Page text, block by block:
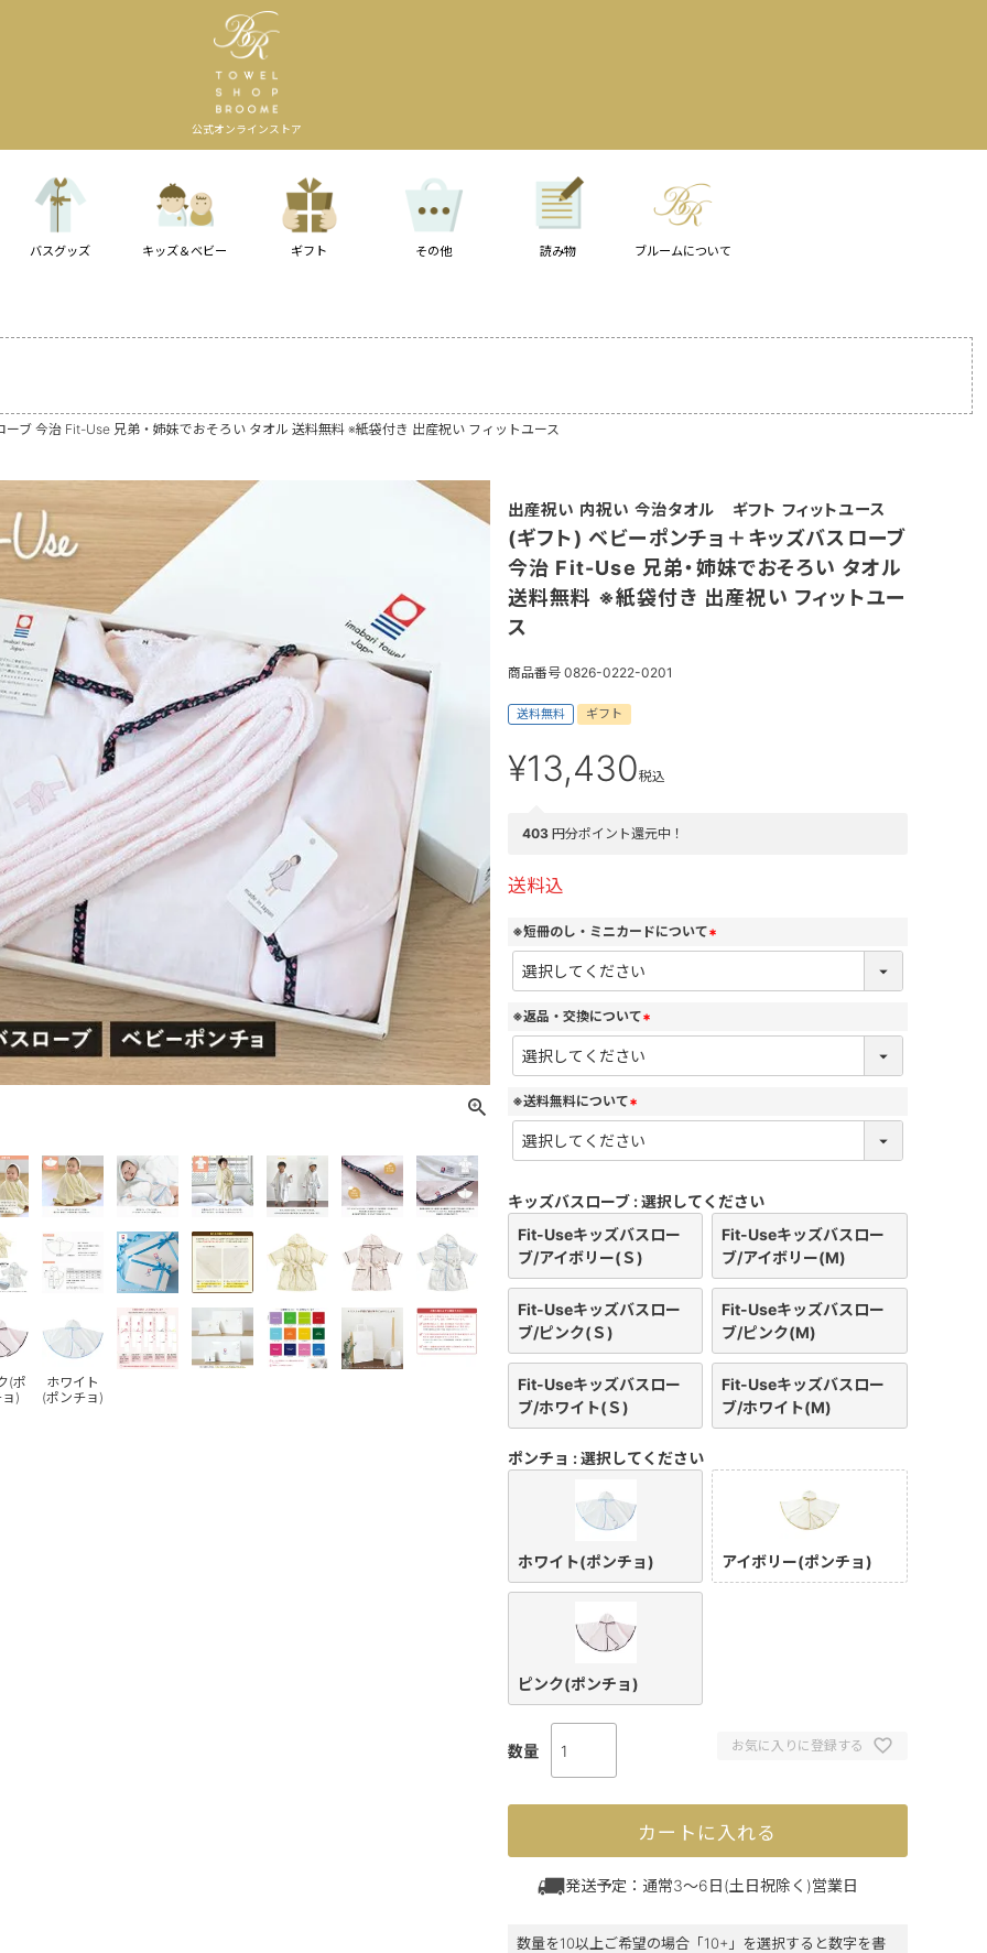
公式オンラインストア
バスグッズ キッズ＆ベビー ギフト その他 読み物 ブルームについて
ブ 今治 Fit-Use 兄弟・姉妹でおそろい タオル 送料無料 ※紙袋付き 出産祝い フィットユース
(ポ
)
ホワイト
(ポンチョ)
出産祝い 内祝い 今治タオル ギフト フィットユース
(ギフト) ベビーポンチョ＋キッズバスローブ
今治 Fit-Use 兄弟・姉妹でおそろい タオル
送料無料 ※紙袋付き 出産祝い フィットユー
ス
商品番号 0826-0222-0201
送料無料 ギフト
¥13,430税込
403 円分ポイント還元中！
送料込
※短冊のし・ミニカードについて
(
須
※返品・交換について
(
必
須
※送料無料について
(
必
須
キッズバスローブ
選択してください
Fit-Useキッズバスロー
ブ/アイボリー(Ｓ)
Fit-Useキッズバスロー
ブ/アイボリー(M)
Fit-Useキッズバスロー
ブ/ピンク(Ｓ)
Fit-Useキッズバスロー
ブ/ピンク(M)
Fit-Useキッズバスロー
ブ/ホワイト(Ｓ)
Fit-Useキッズバスロー
ブ/ホワイト(M)
ポンチョ 選択してください
ホワイト(ポンチョ) アイボリー(ポンチョ)
ピンク(ポンチョ)
お気に入りに登録する
カートに入れる
発送予定：通常3～6日(土日祝除く)営業日
数量を10以上ご希望の場合「10+」を選択すると数字を書